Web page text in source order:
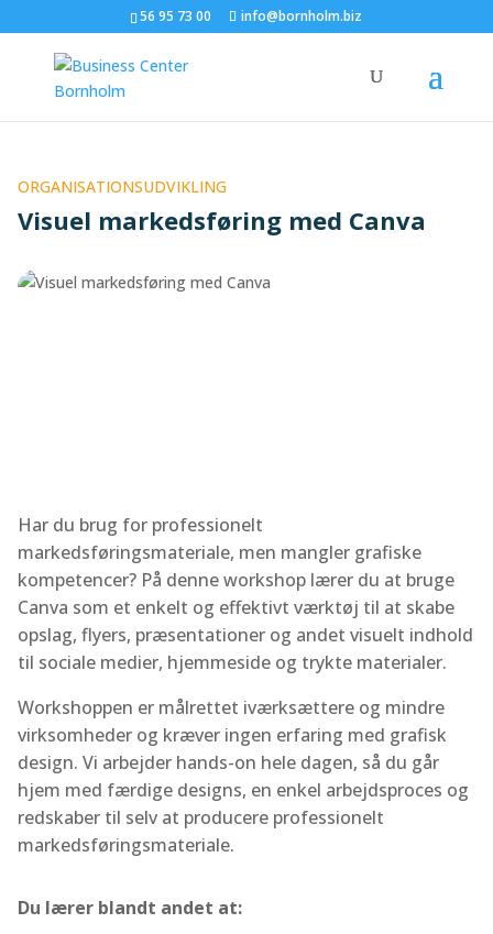
56 95 73 00 info@bornholm.biz
ORGANISATIONSUDVIKLING
Visuel markedsføring med Canva
Har du brug for professionelt
markedsføringsmateriale, men mangler grafiske
kompetencer? På denne workshop lærer du at bruge
Canva som et enkelt og effektivt værktøj til at skabe
opslag, flyers, præsentationer og andet visuelt indhold
til sociale medier, hjemmeside og trykte materialer.
Workshoppen er målrettet iværksættere og mindre
virksomheder og kræver ingen erfaring med grafisk
design. Vi arbejder hands-on hele dagen, så du går
hjem med færdige designs, en enkel arbejdsproces og
redskaber til selv at producere professionelt
markedsføringsmateriale.
Du lærer blandt andet at: